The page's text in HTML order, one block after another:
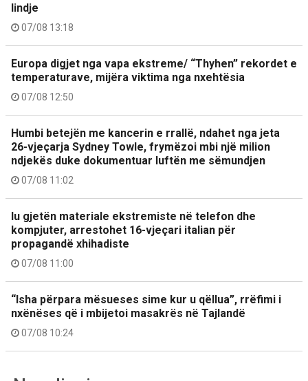
lindje
07/08 13:18
Europa digjet nga vapa ekstreme/ “Thyhen” rekordet e
temperaturave, mijëra viktima nga nxehtësia
07/08 12:50
Humbi betejën me kancerin e rrallë, ndahet nga jeta
26-vjeçarja Sydney Towle, frymëzoi mbi një milion
ndjekës duke dokumentuar luftën me sëmundjen
07/08 11:02
Iu gjetën materiale ekstremiste në telefon dhe
kompjuter, arrestohet 16-vjeçari italian për
propagandë xhihadiste
07/08 11:00
“Isha përpara mësueses sime kur u qëllua”, rrëfimi i
nxënëses që i mbijetoi masakrës në Tajlandë
07/08 10:24